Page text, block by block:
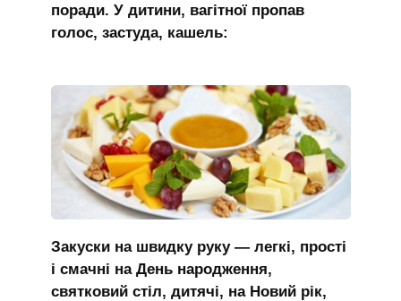
поради. У дитини, вагітної пропав
голос, застуда, кашель:
Закуски на швидку руку — легкі, прості
і смачні на День народження,
святковий стіл, дитячі, на Новий рік,